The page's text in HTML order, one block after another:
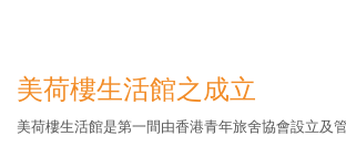
美荷樓生活館之成立
美荷樓生活館是第一間由香港青年旅舍協會設立及